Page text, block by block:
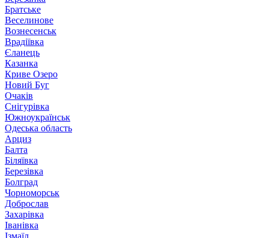
Братське
Веселинове
Вознесенськ
Врадіївка
Єланець
Казанка
Криве Озеро
Новий Буг
Очаків
Снігурівка
Южноукраїнськ
Одеська область
Арциз
Балта
Біляївка
Березівка
Болград
Чорноморськ
Доброслав
Захарівка
Іванівка
Ізмаїл